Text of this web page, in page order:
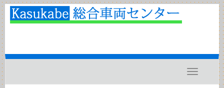
Toggle
navigation